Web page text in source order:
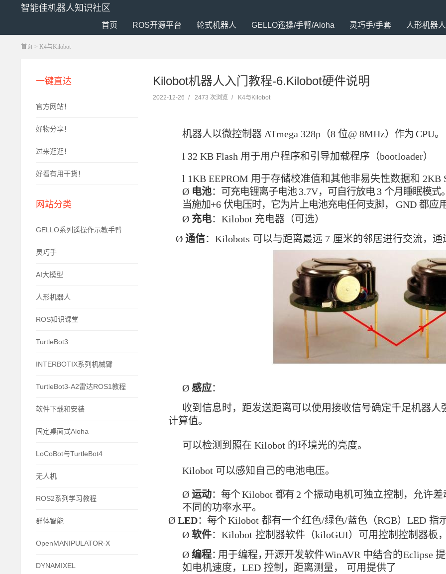
智能佳机器人知识社区
首页 ROS开源平台 轮式机器人 GELLO遥操/手臂/Aloha 灵巧手/手套 人形机器人
首页 > K4与Kilobot
一键直达
官方网站！
好物分享！
过来逛逛！
好看有用干货！
网站分类
GELLO系列遥操作示教手臂
灵巧手
AI大模型
人形机器人
ROS知识课堂
TurtleBot3
INTERBOTIX系列机械臂
TurtleBot3-A2雷达ROS1教程
软件下载和安装
固定桌面式Aloha
LoCoBot与TurtleBot4
无人机
ROS2系列学习教程
群体智能
OpenMANIPULATOR-X
DYNAMIXEL
Kilobot机器人入门教程-6.Kilobot硬件说明
2022-12-26 / 2473 次浏览 / K4与Kilobot
机器人以微控制器 ATmega 328p（8 位@ 8MHz） 作为 CPU。
l 32 KB Flash 用于用户程序和引导加载程序（bootloader）
l 1KB EEPROM 用于存储校准值和其他非易失性数据和 2KB
Ø 电池：可充电锂离子电池 3.7V，可自行放电 3 个月睡眠模式
当施加+6 伏电压时，它为片上电池充电任何支脚， GND 都应
Ø 充电：Kilobot 充电器（可选）
Ø 通信：Kilobots 可以与距离最远 7 厘米的邻居进行交流，
Ø 感应：
收到信息时，距发送距离可以使用接收信号确定千足机器
计算值。
可以检测到照在 Kilobot 的环境光的亮度。
Kilobot 可以感知自己的电池电压。
Ø 运动：每个Kilobot 都有 2 个振动电机可独立控制，允许
不同的功率水平。
Ø LED：每个Kilobot 都有一个红色/绿色/蓝色 （RGB）LED 指
Ø 软件：Kilobot 控制器软件（kiloGUI）可用控制控制器板
Ø 编程： 用于编程， 开源开发软件WinAVR 中结合的Eclipse
如电机速度，LED 控制，距离测 量，
可用提供了